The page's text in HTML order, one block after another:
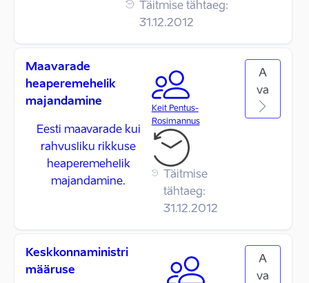
Täitmise tähtaeg:
31.12.2012
Maavarade
heaperemehelik
majandamine
Eesti maavarade kui
rahvusliku rikkuse
heaperemehelik
majandamine.
Keit Pentus-
Rosimannus
Täitmise
tähtaeg:
31.12.2012
A
va
Keskkonnaministri
määruse
A
va